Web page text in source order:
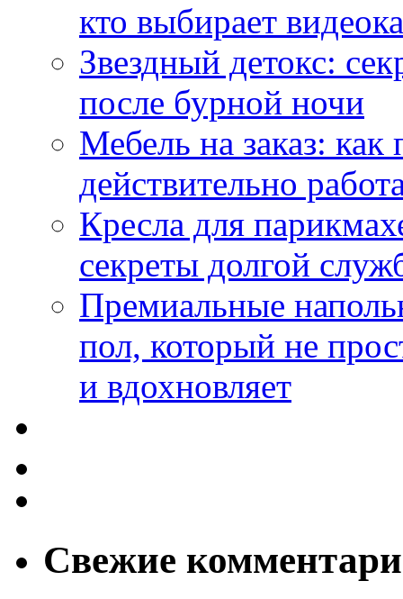
кто выбирает
Звездный детокс:
после бурной ночи
Мебель на заказ:
действительно
Кресла для
секреты долгой
Премиальные
пол, который не
и вдохновляет
Свежие